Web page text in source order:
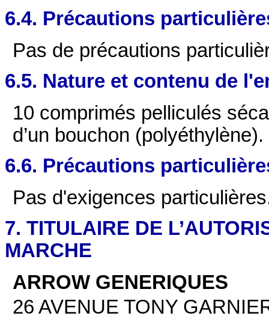
6.4. Précautions
Pas de précautions
6.5. Nature et contenu de
10 comprimés pelliculés
d’un bouchon (polyéthylène).
6.6. Précautions
Pas d'exigences
7. TITULAIRE DE
MARCHE
ARROW GENERIQUES
26 AVENUE TONY